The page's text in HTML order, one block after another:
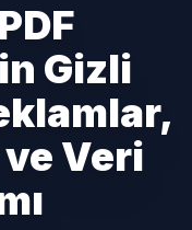
Gizli
ve Veri